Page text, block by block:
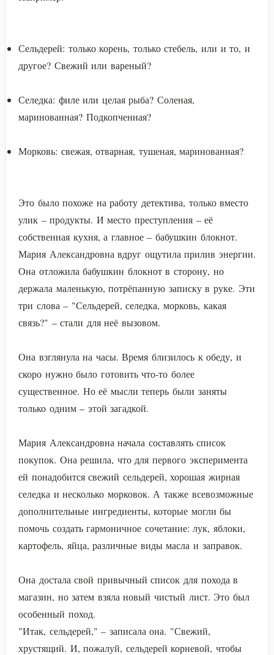
Сельдерей: только корень, только стебель, или и то, и
другое? Свежий или вареный?
Селедка: филе или целая рыба? Соленая,
маринованная? Подкопченная?
Морковь: свежая, отварная, тушеная, маринованная?
Это было похоже на работу детектива, только вместо
улик – продукты. И место преступления – её
собственная кухня, а главное – бабушкин блокнот.
Мария Александровна вдруг ощутила прилив энергии.
Она отложила бабушкин блокнот в сторону, но
держала маленькую, потрёпанную записку в руке. Эти
три слова – "Сельдерей, селедка, морковь, какая
связь?" – стали для неё вызовом.
Она взглянула на часы. Время близилось к обеду, и
скоро нужно было готовить что-то более
существенное. Но её мысли теперь были заняты
только одним – этой загадкой.
Мария Александровна начала составлять список
покупок. Она решила, что для первого эксперимента
ей понадобится свежий сельдерей, хорошая жирная
селедка и несколько морковок. А также всевозможные
дополнительные ингредиенты, которые могли бы
помочь создать гармоничное сочетание: лук, яблоки,
картофель, яйца, различные виды масла и заправок.
Она достала свой привычный список для похода в
магазин, но затем взяла новый чистый лист. Это был
особенный поход.
"Итак, сельдерей," – записала она. "Свежий,
хрустящий. И, пожалуй, сельдерей корневой, чтобы